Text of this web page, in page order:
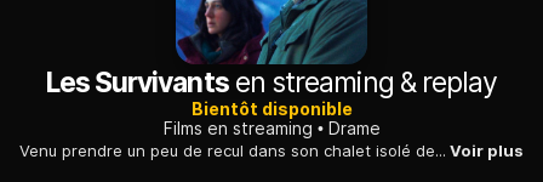
Les Survivantsen streaming & replay
Bientôt disponible
Films en streaming
Drame
Venu prendre un peu de recul dans son chalet isolé des Alpes italiennes, un homme rencontre une migrante afghane qui cherche à rejoindre la France. Voir plus